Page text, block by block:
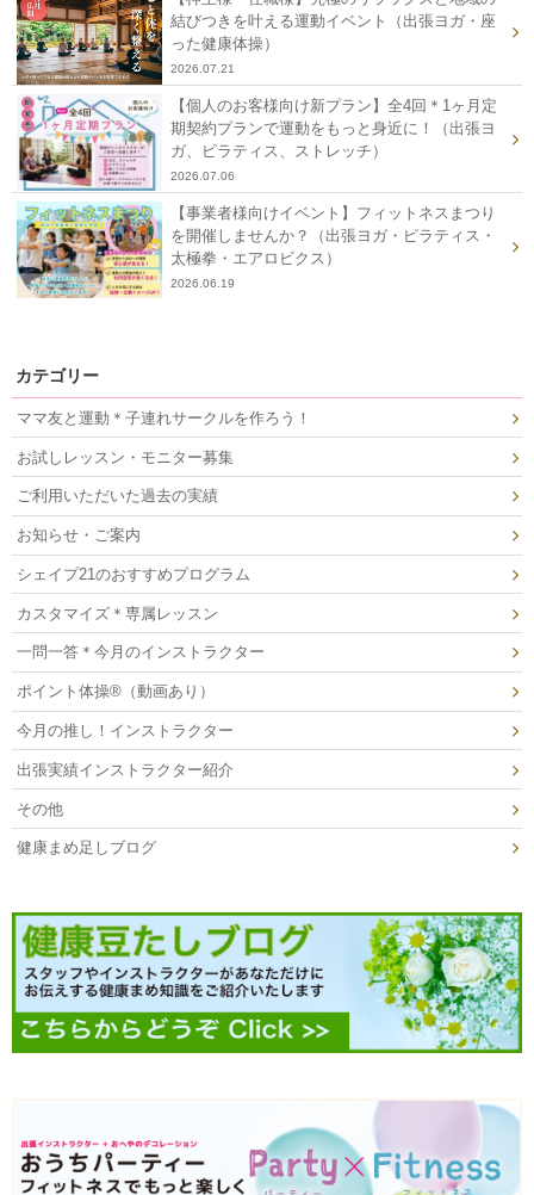
結びつきを叶える運動イベント（出張ヨガ・座
った健康体操）
2026.07.21
【個人のお客様向け新プラン】全4回＊1ヶ月定
期契約プランで運動をもっと身近に！（出張ヨ
ガ、ピラティス、ストレッチ）
2026.07.06
【事業者様向けイベント】フィットネスまつり
を開催しませんか？（出張ヨガ・ピラティス・
太極拳・エアロビクス）
2026.06.19
カテゴリー
ママ友と運動＊子連れサークルを作ろう！
お試しレッスン・モニター募集
ご利用いただいた過去の実績
お知らせ・ご案内
シェイプ21のおすすめプログラム
カスタマイズ＊専属レッスン
一問一答＊今月のインストラクター
ポイント体操®（動画あり）
今月の推し！インストラクター
出張実績インストラクター紹介
その他
健康まめ足しブログ